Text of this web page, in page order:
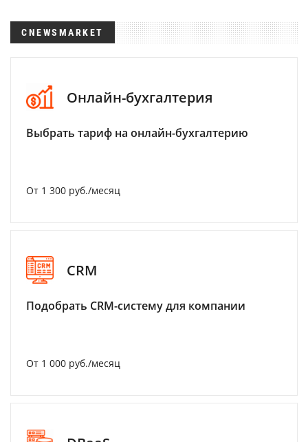
CNEWSMARKET
Онлайн-бухгалтерия
Выбрать тариф на онлайн-бухгалтерию
От 1 300 руб./месяц
CRM
Подобрать CRM-систему для компании
От 1 000 руб./месяц